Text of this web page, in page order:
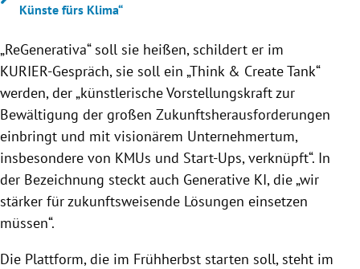
Künste fürs Klima“
„ReGenerativa“ soll sie heißen, schildert er im
KURIER-Gespräch, sie soll ein „Think & Create Tank“
werden, der „künstlerische Vorstellungskraft zur
Bewältigung der großen Zukunftsherausforderungen
einbringt und mit visionärem Unternehmertum,
insbesondere von KMUs und Start-Ups, verknüpft“. In
der Bezeichnung steckt auch Generative KI, die „wir
stärker für zukunftsweisende Lösungen einsetzen
müssen“.
Die Plattform, die im Frühherbst starten soll, steht im